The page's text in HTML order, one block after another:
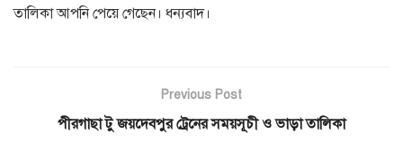
তালিকা আপনি পেয়ে গেছেন। ধন্যবাদ।
Previous Post
পীরগাছা টু জয়দেবপুর ট্রেনের সময়সূচী ও ভাড়া তালিকা